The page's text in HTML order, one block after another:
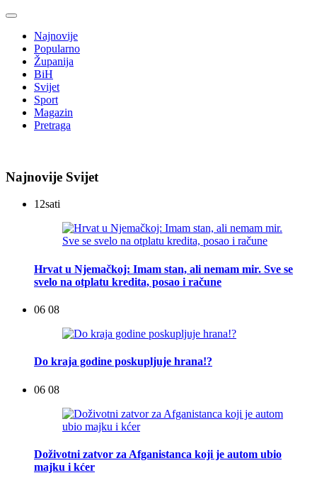
Najnovije
Popularno
Županija
BiH
Svijet
Sport
Magazin
Pretraga
Najnovije Svijet
12sati
Hrvat u Njemačkoj: Imam stan, ali nemam mir. Sve se
svelo na otplatu kredita, posao i račune
06 08
Do kraja godine poskupljuje hrana!?
06 08
Doživotni zatvor za Afganistanca koji je autom ubio
majku i kćer